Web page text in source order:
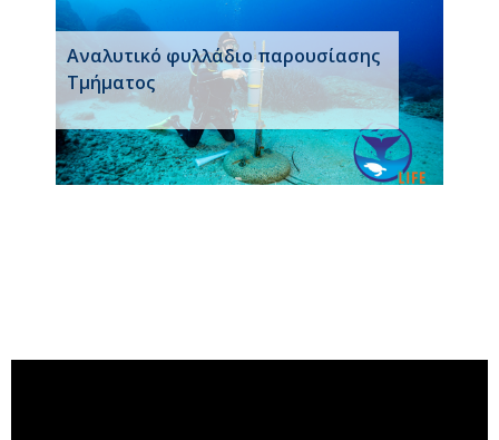
Αναλυτικό φυλλάδιο παρουσίασης
Τμήματος